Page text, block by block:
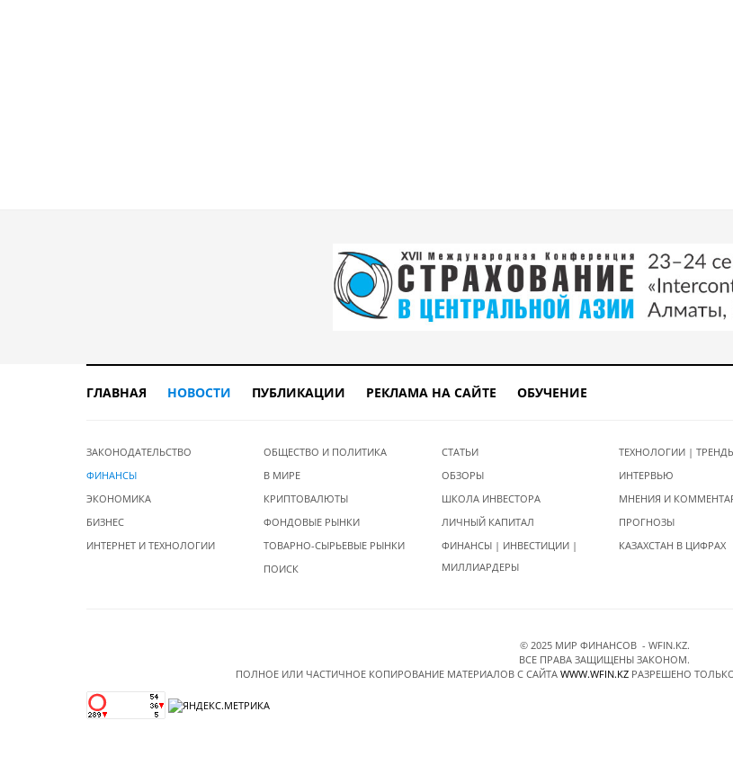
ГЛАВНАЯ НОВОСТИ ПУБЛИКАЦИИ РЕКЛАМА НА САЙТЕ ОБУЧЕНИЕ
ЗАКОНОДАТЕЛЬСТВО
ФИНАНСЫ
ЭКОНОМИКА
БИЗНЕС
ИНТЕРНЕТ И ТЕХНОЛОГИИ
ОБЩЕСТВО И ПОЛИТИКА
В МИРЕ
КРИПТОВАЛЮТЫ
ФОНДОВЫЕ РЫНКИ
ТОВАРНО-СЫРЬЕВЫЕ РЫНКИ
ПОИСК
СТАТЬИ
ОБЗОРЫ
ШКОЛА ИНВЕСТОРА
ЛИЧНЫЙ КАПИТАЛ
ФИНАНСЫ | ИНВЕСТИЦИИ |
МИЛЛИАРДЕРЫ
ТЕХНОЛОГИИ |
ИНТЕРВЬЮ
МНЕНИЯ И
ПРОГНОЗЫ
КАЗАХСТАН В ЦИФРАХ
© 2025 МИР ФИНАНСОВ - WFIN.KZ.
ВСЕ ПРАВА ЗАЩИЩЕНЫ ЗАКОНОМ.
ПОЛНОЕ ИЛИ ЧАСТИЧНОЕ КОПИРОВАНИЕ МАТЕРИАЛОВ C САЙТА WWW.WFIN.KZ РАЗРЕШЕНО